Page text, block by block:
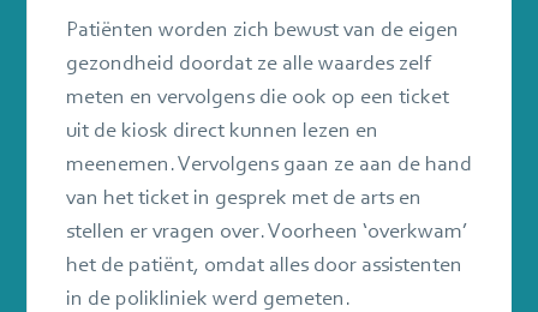
Patiënten worden zich bewust van de eigen
gezondheid doordat ze alle waardes zelf
meten en vervolgens die ook op een ticket
uit de kiosk direct kunnen lezen en
meenemen. Vervolgens gaan ze aan de hand
van het ticket in gesprek met de arts en
stellen er vragen over. Voorheen ‘overkwam’
het de patiënt, omdat alles door assistenten
in de polikliniek werd gemeten.